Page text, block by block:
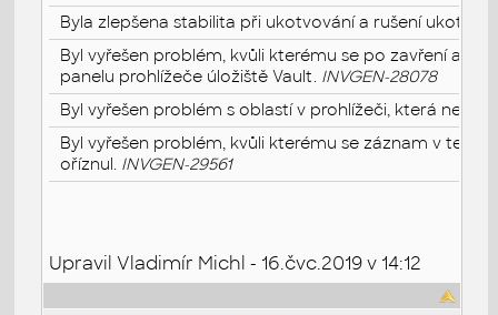
Byla zlepšena stabilita při ukotvování a rušení
Byl vyřešen problém, kvůli kterému se po zavření a
panelu prohlížeče úložiště Vault. INVGEN-28078
Byl vyřešen problém s oblastí v prohlížeči, která
Byl vyřešen problém, kvůli kterému se záznam v
oříznul. INVGEN-29561
Upravil Vladimír Michl - 16.čvc.2019 v 14:12